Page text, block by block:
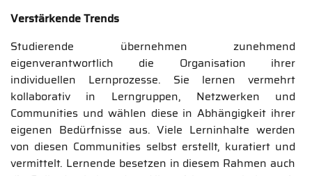
Verstärkende Trends
Studierende übernehmen zunehmend
eigenverantwortlich die Organisation ihrer
individuellen Lernprozesse. Sie lernen vermehrt
kollaborativ in Lerngruppen, Netzwerken und
Communities und wählen diese in Abhängigkeit ihrer
eigenen Bedürfnisse aus. Viele Lerninhalte werden
von diesen Communities selbst erstellt, kuratiert und
vermittelt. Lernende besetzen in diesem Rahmen auch